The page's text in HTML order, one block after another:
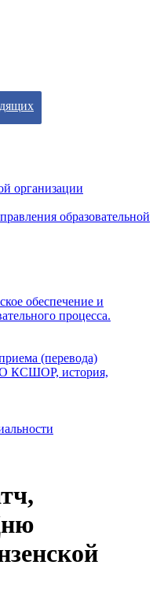
организации
образовательной
обеспечение и
процесса.
(перевода)
КСШОР, история,